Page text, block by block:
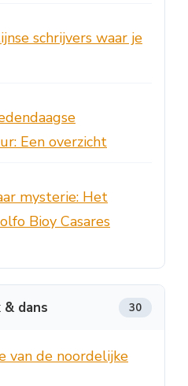
schrijvers waar je
Een overzicht
mysterie: Het
Bioy Casares
& dans 30
van de noordelijke